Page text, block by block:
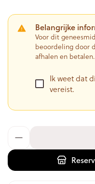
Belangrijke
Voor dit
beoordeling door
afhalen en betalen.
Ik weet dat
vereist.